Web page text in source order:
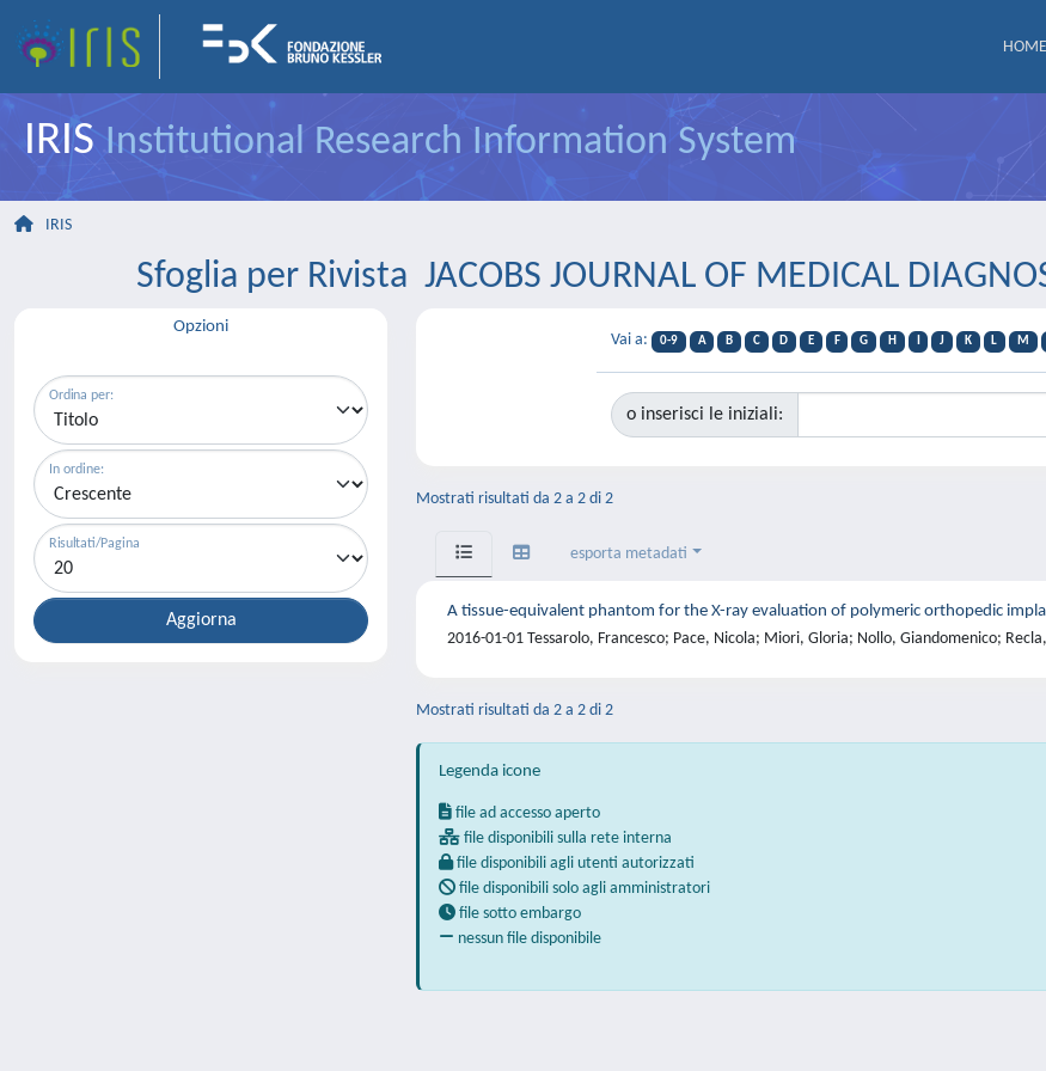
HOME
IRISInstitutional Research Information System
IRIS
Sfoglia per Rivista JACOBS JOURNAL OF MEDICAL
Opzioni
Ordina per:
In ordine:
Risultati/Pagina
Vai a: 0-9 A B C D E F G H J K L M
o inserisci le iniziali:
Mostrati risultati da 2 a 2 di 2
esporta metadati
A tissue-equivalent phantom for the X-ray evaluation of polymeric orthopedic
2016-01-01 Tessarolo, Francesco; Pace, Nicola; Miori, Gloria; Nollo, Giandomenico;
Mostrati risultati da 2 a 2 di 2
Legenda icone
file ad accesso aperto
file disponibili sulla rete interna
file disponibili agli utenti autorizzati
file disponibili solo agli amministratori
file sotto embargo
nessun file disponibile